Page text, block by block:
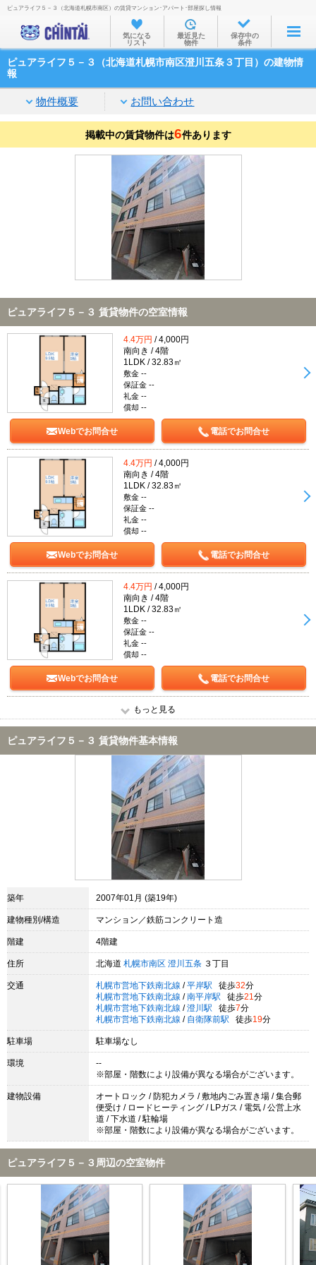
お部屋を探す
沿線・駅から
家賃相場から
通勤通学時間から
物件特集から
不動産会社から
TOP
ピュアライフ５－３（北海道札幌市南区）の賃貸マンション･アパート･部屋探し情報
気になる
リスト
最近見た
物件
保存中の
条件
ピュアライフ５－３（北海道札幌市南区澄川五条３丁目）の建物情
報
物件概要 お問い合わせ
掲載中の賃貸物件は6件あります
ピュアライフ５－３ 賃貸物件の空室情報
4.4万円 / 4,000円
南向き / 4階
1LDK / 32.83㎡
敷金 --
保証金 --
礼金 --
償却 --
Webでお問合せ 電話でお問合せ
4.4万円 / 4,000円
南向き / 4階
1LDK / 32.83㎡
敷金 --
保証金 --
礼金 --
償却 --
Webでお問合せ 電話でお問合せ
4.4万円 / 4,000円
南向き / 4階
1LDK / 32.83㎡
敷金 --
保証金 --
礼金 --
償却 --
Webでお問合せ 電話でお問合せ
もっと見る
ピュアライフ５－３ 賃貸物件基本情報
築年 2007年01月 (築19年)
建物種別/構造 マンション／鉄筋コンクリート造
階建 4階建
住所 北海道 札幌市南区 澄川五条 ３丁目
交通 札幌市営地下鉄南北線 / 平岸駅 徒歩32分
札幌市営地下鉄南北線 / 南平岸駅 徒歩21 分
札幌市営地下鉄南北線 / 澄川駅 徒歩7分
札幌市営地下鉄南北線 / 自衛隊前駅 徒歩19分
駐車場 駐車場なし
環境
--
※部屋・階数により設備が異なる場合がございます。
建物設備
オートロック / 防犯カメラ / 敷地内ごみ置き場 / 集合郵
便受け / ロードヒーティング / LPガス / 電気 / 公営上水
道 / 下水道 / 駐輪場
※部屋・階数により設備が異なる場合がございます。
ピュアライフ５－３周辺の空室物件